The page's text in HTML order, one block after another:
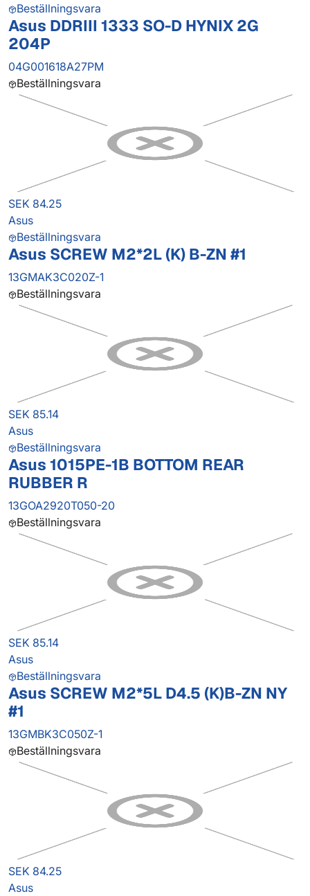
Beställningsvara
Asus DDRIII 1333 SO-D HYNIX 2G
204P
04G001618A27PM
Beställningsvara
SEK 84.25
Asus
Beställningsvara
Asus SCREW M2*2L (K) B-ZN #1
13GMAK3C020Z-1
Beställningsvara
SEK 85.14
Asus
Beställningsvara
Asus 1015PE-1B BOTTOM REAR
RUBBER R
13GOA2920T050-20
Beställningsvara
SEK 85.14
Asus
Beställningsvara
Asus SCREW M2*5L D4.5 (K)B-ZN NY
#1
13GMBK3C050Z-1
Beställningsvara
SEK 84.25
Asus